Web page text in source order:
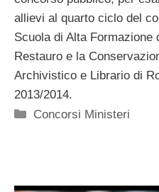
allievi al quarto ciclo del
Scuola di Alta Formazione
Restauro e la
Archivistico e Librario di
2013/2014.
Categorie
Concorsi Ministeri